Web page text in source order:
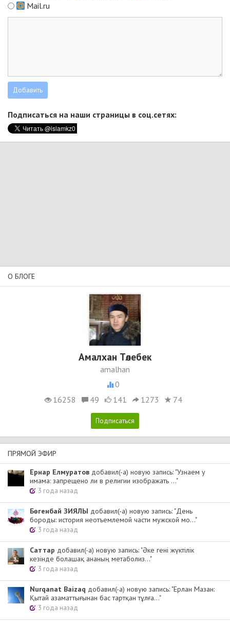
Mail.ru
Подписаться на наши страницы в соц.сетях:
О БЛОГЕ
Амалхан Төлебек
amalhan
0
16258
49 141 1273 74
ПРЯМОЙ ЭФИР
Ернар Елмуратов добавил(-а) новую запись: "Узнаем у
имама: запрещено ли в религии изображать ..."
3 года назад
Бөгенбай ЗИЯЛЫ добавил(-а) новую запись: "День
бороды: история неотъемлемой части мужской мо..."
3 года назад
Cаттар добавил(-а) новую запись: "Әке гені жүктілік
кезінде болашақ ананың метаболиз..."
3 года назад
Nurqanat Baizaq добавил(-а) новую запись: "Ерлан Мазан:
Қытай азаматтығынан бас тартқан тұлға..."
3 года назад